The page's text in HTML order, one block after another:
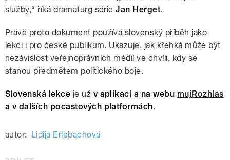
služby,“ říká dramaturg sérieJan Herget.
Právě proto dokument používá slovenský příběh jako
lekci i pro české publikum. Ukazuje, jak křehká může být
nezávislost veřejnoprávních médií ve chvíli, kdy se
stanou předmětem politického boje.
Slovenská lekce je už v aplikaci a na webu mujRozhlas
a v dalších pocastových platformách.
autor: Lidija Erlebachová